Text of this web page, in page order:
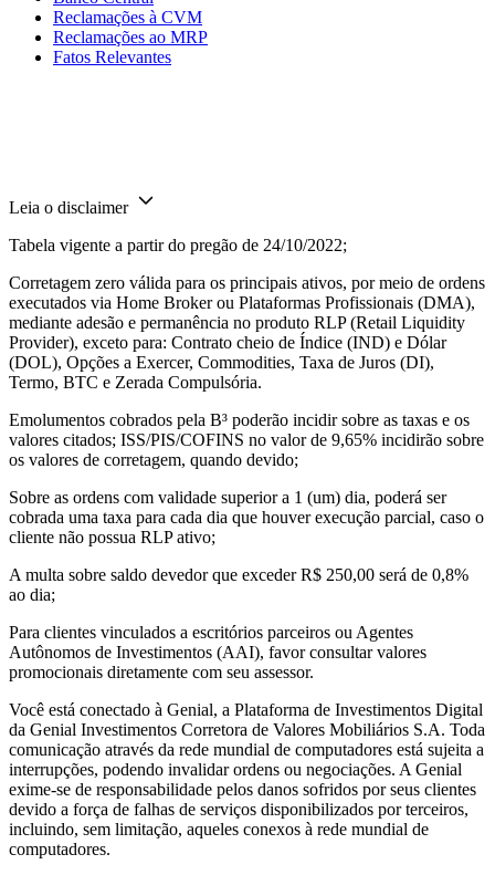
Reclamações à CVM
Reclamações ao MRP
Fatos Relevantes
Leia o disclaimer
Tabela vigente a partir do pregão de 24/10/2022;
Corretagem zero válida para os principais ativos, por meio de ordens
executados via Home Broker ou Plataformas Profissionais (DMA),
mediante adesão e permanência no produto RLP (Retail Liquidity
Provider), exceto para: Contrato cheio de Índice (IND) e Dólar
(DOL), Opções a Exercer, Commodities, Taxa de Juros (DI),
Termo, BTC e Zerada Compulsória.
Emolumentos cobrados pela B³ poderão incidir sobre as taxas e os
valores citados; ISS/PIS/COFINS no valor de 9,65% incidirão sobre
os valores de corretagem, quando devido;
Sobre as ordens com validade superior a 1 (um) dia, poderá ser
cobrada uma taxa para cada dia que houver execução parcial, caso o
cliente não possua RLP ativo;
A multa sobre saldo devedor que exceder R$ 250,00 será de 0,8%
ao dia;
Para clientes vinculados a escritórios parceiros ou Agentes
Autônomos de Investimentos (AAI), favor consultar valores
promocionais diretamente com seu assessor.
Você está conectado à Genial, a Plataforma de Investimentos Digital
da Genial Investimentos Corretora de Valores Mobiliários S.A. Toda
comunicação através da rede mundial de computadores está sujeita a
interrupções, podendo invalidar ordens ou negociações. A Genial
exime-se de responsabilidade pelos danos sofridos por seus clientes
devido a força de falhas de serviços disponibilizados por terceiros,
incluindo, sem limitação, aqueles conexos à rede mundial de
computadores.